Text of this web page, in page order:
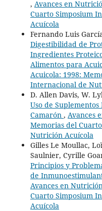
, Avances en
Cuarto Simposium
Acuícola
Fernando Luis
Digestibilidad de
Ingredientes
Alimentos para
Acuicola: 1998:
Internacional de
D. Allen Davis, W.
Uso de
Camarón , Avances
Memorias del
Nutrición Acuícola
Gilles Le Moullac,
Saulnier, Cyrille
Principios y
de
Avances en
Cuarto Simposium
Acuícola